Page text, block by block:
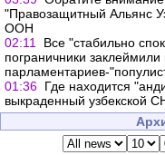
"Правозащитный Альянс
ООН
02:11
Все "стабильно
пограничники заклеймили
парламентариев-
01:36 Где находится
выкраденный узбекской